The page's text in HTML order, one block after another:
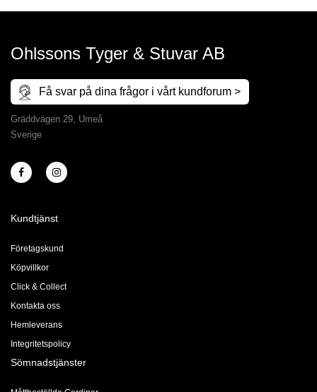
Ohlssons Tyger & Stuvar AB
Få svar på dina frågor i vårt kundforum >
Gräddvägen 29, Umeå
Sverige
Kundtjänst
Företagskund
Köpvillkor
Click & Collect
Kontakta oss
Hemleverans
Integritetspolicy
Sömnadstjänster